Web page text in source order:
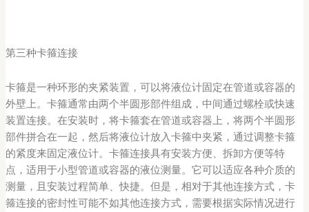
第三种卡箍连接
卡箍是一种环形的夹紧装置，可以将液位计固定在管道或容器的
外壁上。卡箍通常由两个半圆形部件组成，中间通过螺栓或快速
装置连接。在安装时，将卡箍套在管道或容器上，将两个半圆形
部件拼合在一起，然后将液位计放入卡箍中夹紧，通过调整卡箍
的紧度来固定液位计。卡箍连接具有安装方便、拆卸方便等特
点，适用于小型管道或容器的液位测量。它可以适应各种介质的
测量，且安装过程简单、快捷。但是，相对于其他连接方式，卡
箍连接的密封性可能不如其他连接方式，需要根据实际情况进行